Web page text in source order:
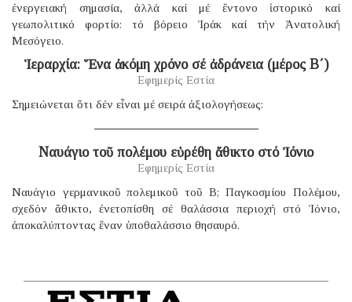
ἐνεργειακή σημασία, ἀλλά καί μέ ἔντονο ἱστορικό καί
γεωπολιτικό φορτίο: τό βόρειο Ἰράκ καί τήν Ἀνατολική
Μεσόγειο.
Ἱεραρχία: Ἕνα ἀκόμη χρόνο σέ ἀδράνεια (μέρος B΄)
Εφημερίς Εστία
Σημειώνεται ὅτι δέν εἶναι μέ σειρά ἀξιολογήσεως:
Ναυάγιο τοῦ πολέμου εὑρέθη ἄθικτο στό Ἰόνιο
Εφημερίς Εστία
Ναυάγιο γερμανικοῦ πολεμικοῦ τοῦ B; Παγκοσμίου Πολέμου,
σχεδόν ἄθικτο, ἐνετοπίσθη σέ θαλάσσια περιοχή στό Ἰόνιο,
ἀποκαλύπτοντας ἕναν ὑποθαλάσσιο θησαυρό.